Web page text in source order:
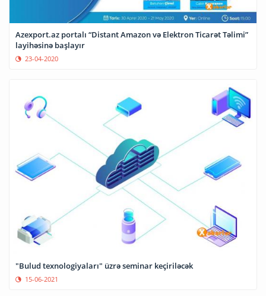
Azexport.az portalı “Distant Amazon və Elektron Ticarət Təlimi”
layihəsinə başlayır
23-04-2020
"Bulud texnologiyaları" üzrə seminar keçiriləcək
15-06-2021